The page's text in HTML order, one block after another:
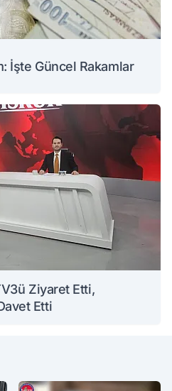
İşte Güncel Rakamlar
Ziyaret Etti,
Etti